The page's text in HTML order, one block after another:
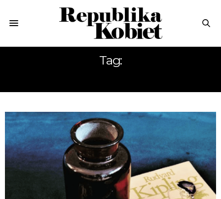
Tag: